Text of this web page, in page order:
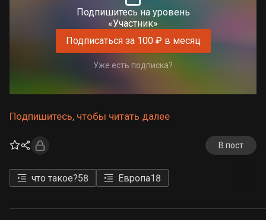
Подпишитесь на уровень
«Участник»
Подписаться за 100 ₽ в месяц
Уже есть подписка?
Подпишитесь, чтобы читать далее
В пост
что такое?58 Европа18